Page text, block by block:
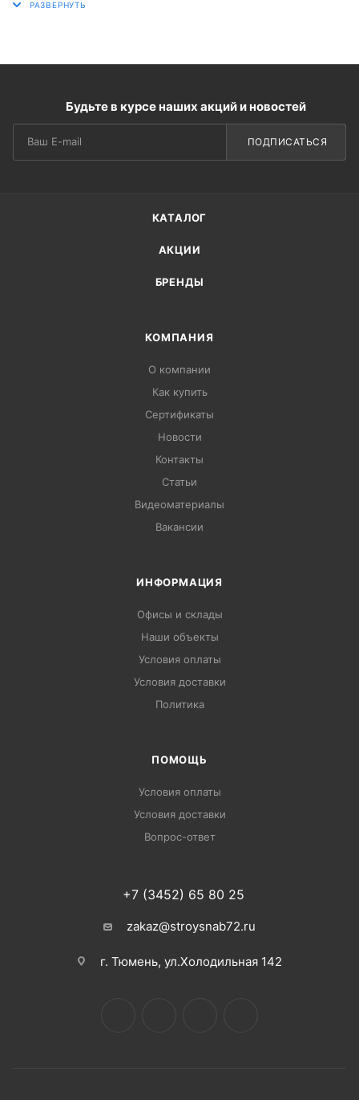
Будьте в курсе наших акций и новостей
ПОДПИСАТЬСЯ
КАТАЛОГ
АКЦИИ
БРЕНДЫ
КОМПАНИЯ
О компании
Как купить
Сертификаты
Новости
Контакты
Статьи
Видеоматериалы
Вакансии
ИНФОРМАЦИЯ
Офисы и склады
Наши объекты
Условия оплаты
Условия доставки
Политика
ПОМОЩЬ
Условия оплаты
Условия доставки
Вопрос-ответ
+7 (3452) 65 80 25
zakaz@stroysnab72.ru
г. Тюмень, ул.Холодильная 142